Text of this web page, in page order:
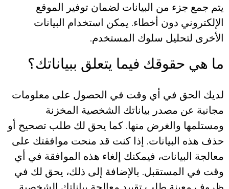
يتم جمع جزء من البيانات لضمان توفير الموقع
الإلكتروني دون أخطاء. يمكن استخدام البيانات
الأخرى لتحليل سلوك المستخدم.
ما هي حقوقك فيما يتعلق ببياناتك؟
لديك الحق في أي وقت في الحصول على معلومات
مجانية عن مصدر بياناتك الشخصية المخزنة
ومستلمها والغرض منها. كما يحق لك طلب تصحيح أو
حذف هذه البيانات. إذا كنت قد منحت موافقتك على
معالجة البيانات، فيمكنك إلغاء هذه الموافقة في أي
وقت في المستقبل. بالإضافة إلى ذلك، يحق لك في